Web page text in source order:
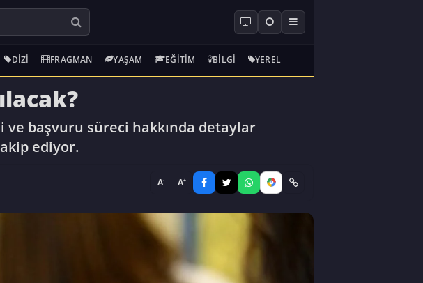
DIZI FRAGMAN YAŞAM EĞITIM BILGI YEREL
ve başvuru süreci hakkında detaylar
ediyor.
A- A+